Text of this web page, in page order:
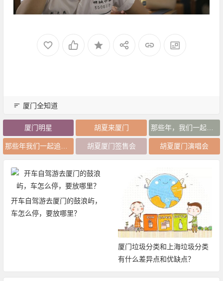
厦门全知道
厦门明星 胡夏来厦门
胡夏厦门签售会 胡夏厦门演唱会
开车自驾游去厦门的鼓浪屿，
车怎么停，要放哪里？
厦门垃圾分类和上海垃圾分类
有什么差异点和优缺点？